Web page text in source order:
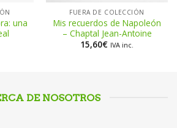
una
FUERA DE COLECCIÓN
Mis recuerdos de Napoleón
– Chaptal Jean-Antoine
15,60€ IVA inc.
DE NOSOTROS